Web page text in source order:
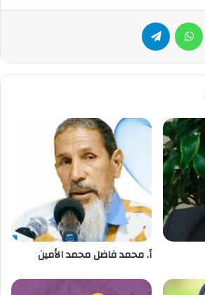
لينكدإن واتساب
أ. محمد فاضل محمد الأمين